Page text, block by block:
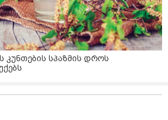
კუნთების სპაზმის დროს